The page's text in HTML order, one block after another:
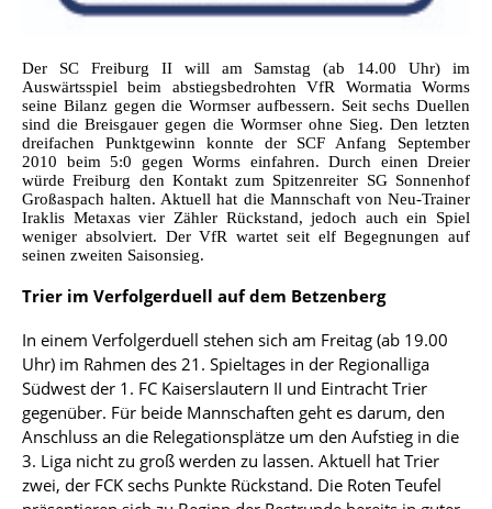
Der SC Freiburg II will am Samstag (ab 14.00 Uhr) im
Auswärtsspiel beim abstiegsbedrohten VfR Wormatia Worms
seine Bilanz gegen die Wormser aufbessern. Seit sechs Duellen
sind die Breisgauer gegen die Wormser ohne Sieg. Den letzten
dreifachen Punktgewinn konnte der SCF Anfang September
2010 beim 5:0 gegen Worms einfahren. Durch einen Dreier
würde Freiburg den Kontakt zum Spitzenreiter SG Sonnenhof
Großaspach halten. Aktuell hat die Mannschaft von Neu-Trainer
Iraklis Metaxas vier Zähler Rückstand, jedoch auch ein Spiel
weniger absolviert. Der VfR wartet seit elf Begegnungen auf
seinen zweiten Saisonsieg.
Trier im Verfolgerduell auf dem Betzenberg
In einem Verfolgerduell stehen sich am Freitag (ab 19.00
Uhr) im Rahmen des 21. Spieltages in der Regionalliga
Südwest der 1. FC Kaiserslautern II und Eintracht Trier
gegenüber. Für beide Mannschaften geht es darum, den
Anschluss an die Relegationsplätze um den Aufstieg in die
3. Liga nicht zu groß werden zu lassen. Aktuell hat Trier
zwei, der FCK sechs Punkte Rückstand. Die Roten Teufel